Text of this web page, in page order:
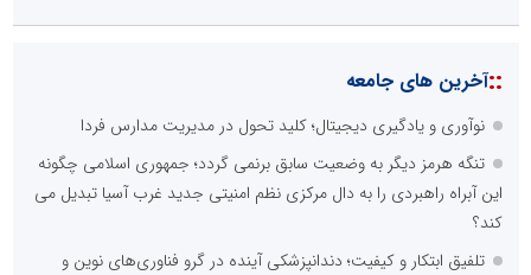
::آخرین های جامعه
نوآوری و یادگیری دیجیتال؛ کلید تحول در مدیریت مدارس فردا
تنگه هرمز دیگر به وضعیت سابق برنمی گردد؛ جمهوری اسلامی چگونه
این آبراه راهبردی را به دال مرکزی نظم امنیتی جدید غرب آسیا تبدیل می
کند؟
تلفیق ابتکار و کیفیت؛ دندانپزشکی آینده در گرو فناوری‌های نوین و